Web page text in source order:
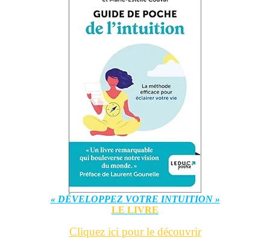
« DÉVELOPPEZ VOTRE INTUITION »
LE LIVRE
Cliquez ici pour le découvrir